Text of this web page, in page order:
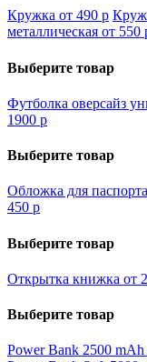
Кружка от 490 p
металлическая от 550
Выберите товар
Футболка оверсайз
1900 p
Выберите товар
Обложка для
450 p
Выберите товар
Открытка книжка от
Выберите товар
Power Bank 2500 mAh